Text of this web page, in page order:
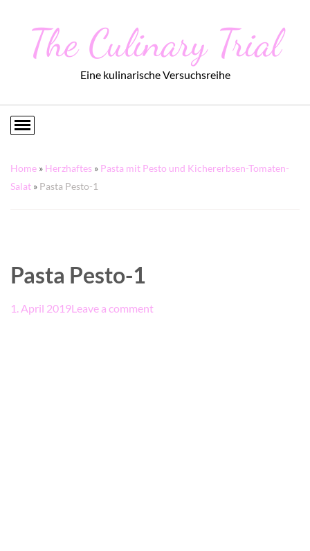
The Culinary Trial
Eine kulinarische Versuchsreihe
Home » Herzhaftes » Pasta mit Pesto und Kichererbsen-Tomaten-
Salat » Pasta Pesto-1
Pasta Pesto-1
1. April 2019Leave a comment